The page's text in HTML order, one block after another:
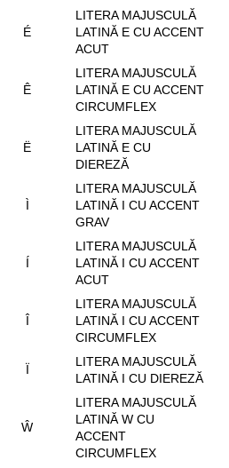
É
LITERA MAJUSCULĂ
LATINĂ E CU ACCENT
ACUT
Ê
LITERA MAJUSCULĂ
LATINĂ E CU ACCENT
CIRCUMFLEX
Ë
LITERA MAJUSCULĂ
LATINĂ E CU
DIEREZĂ
Ì
LITERA MAJUSCULĂ
LATINĂ I CU ACCENT
GRAV
Í
LITERA MAJUSCULĂ
LATINĂ I CU ACCENT
ACUT
Î
LITERA MAJUSCULĂ
LATINĂ I CU ACCENT
CIRCUMFLEX
Ï
LITERA MAJUSCULĂ
LATINĂ I CU DIEREZĂ
Ŵ
LITERA MAJUSCULĂ
LATINĂ W CU
ACCENT
CIRCUMFLEX